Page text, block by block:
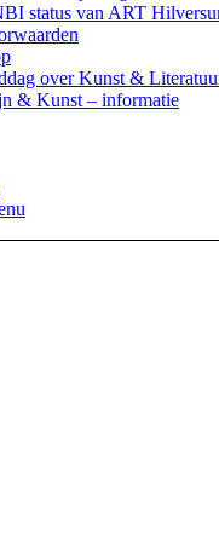
status van ART
over Kunst &
& Kunst – informatie